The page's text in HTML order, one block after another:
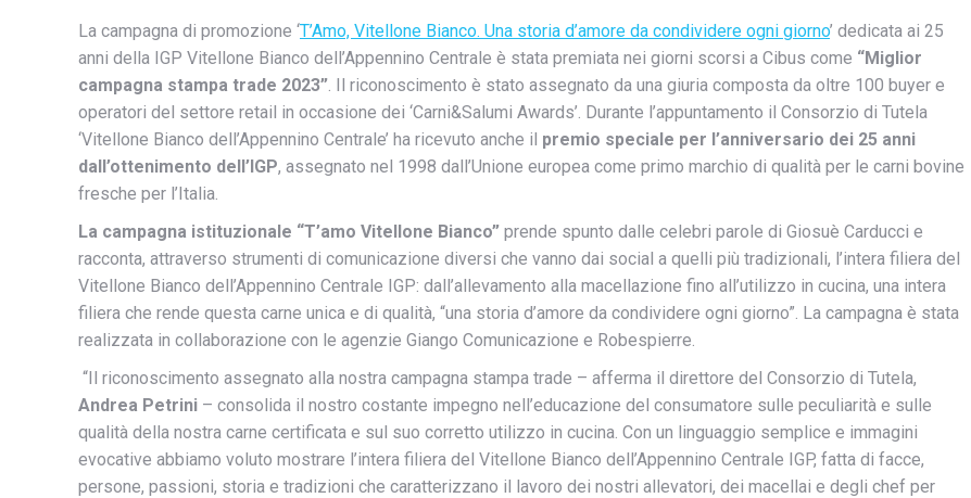
La campagna di promozione ‘T’Amo, Vitellone Bianco. Una storia d’amore da condividere ogni giorno’ dedicata ai 25
anni della IGP Vitellone Bianco dell’Appennino Centrale è stata premiata nei giorni scorsi a Cibus come “Miglior
campagna stampa trade 2023” . Il riconoscimento è stato assegnato da una giuria composta da oltre 100 buyer e
operatori del settore retail in occasione dei ‘Carni&Salumi Awards’. Durante l’appuntamento il Consorzio di Tutela
‘Vitellone Bianco dell’Appennino Centrale’ ha ricevuto anche il premio speciale per l’anniversario dei 25 anni
dall’ottenimento dell’IGP, assegnato nel 1998 dall’Unione europea come primo marchio di qualità per le carni bovine
fresche per l’Italia.
La campagna istituzionale “T’amo Vitellone Bianco” prende spunto dalle celebri parole di Giosuè Carducci e
racconta, attraverso strumenti di comunicazione diversi che vanno dai social a quelli più tradizionali, l’intera filiera del
Vitellone Bianco dell’Appennino Centrale IGP: dall’allevamento alla macellazione fino all’utilizzo in cucina, una intera
filiera che rende questa carne unica e di qualità, “una storia d’amore da condividere ogni giorno”. La campagna è stata
realizzata in collaborazione con le agenzie Giango Comunicazione e Robespierre.
“Il riconoscimento assegnato alla nostra campagna stampa trade – afferma il direttore del Consorzio di Tutela,
Andrea Petrini – consolida il nostro costante impegno nell’educazione del consumatore sulle peculiarità e sulle
qualità della nostra carne certificata e sul suo corretto utilizzo in cucina. Con un linguaggio semplice e immagini
evocative abbiamo voluto mostrare l’intera filiera del Vitellone Bianco dell’Appennino Centrale IGP, fatta di facce,
persone, passioni, storia e tradizioni che caratterizzano il lavoro dei nostri allevatori, dei macellai e degli chef per